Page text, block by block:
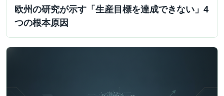
欧州の研究が示す「生産目標を達成できない」4
つの根本原因